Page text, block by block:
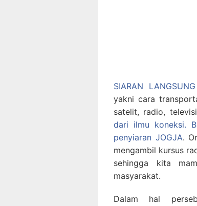
SIARAN
yakni cara
satelit, radio,
dari ilmu koneksi.
penyiaran JOGJA.
mengambil kursus
sehingga kita
masyarakat.
Dalam hal